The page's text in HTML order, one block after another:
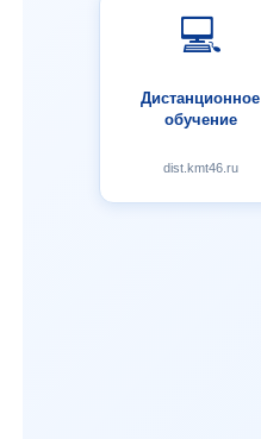
💻
Дистанционное
обучение
dist.kmt46.ru